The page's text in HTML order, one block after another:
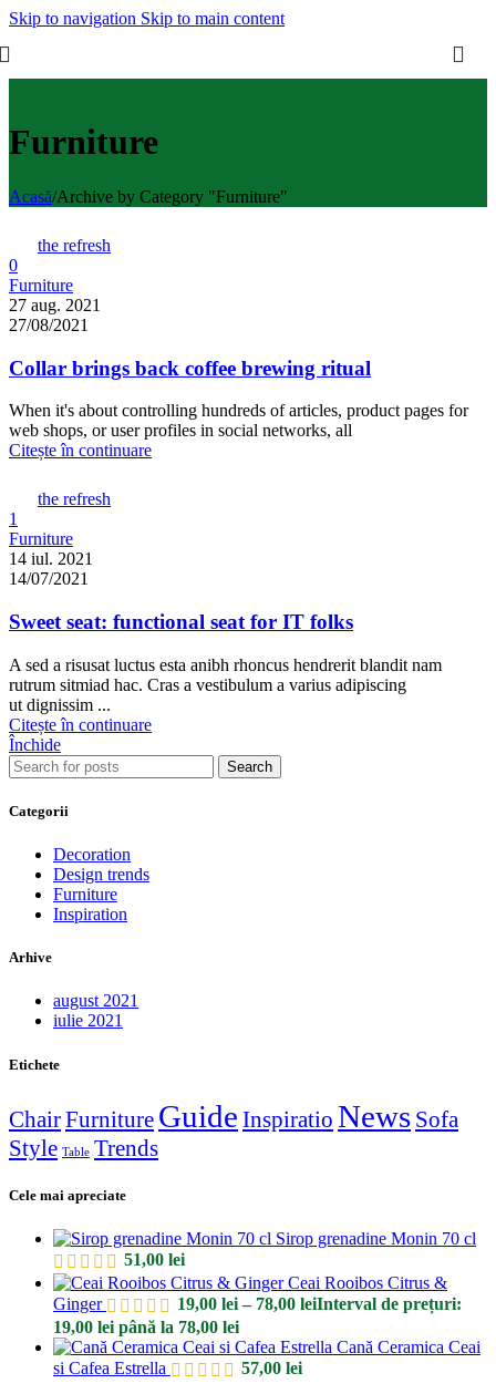
Skip to navigation Skip to main content
Furniture
Acasă/Archive by Category "Furniture"
the refresh
0
Furniture
27 aug. 2021
27/08/2021
Collar brings back coffee brewing ritual
When it's about controlling hundreds of articles, product pages for
web shops, or user profiles in social networks, all
Citește în continuare
the refresh
1
Furniture
14 iul. 2021
14/07/2021
Sweet seat: functional seat for IT folks
A sed a risusat luctus esta anibh rhoncus hendrerit blandit nam
rutrum sitmiad hac. Cras a vestibulum a varius adipiscing
ut dignissim ...
Citește în continuare
Închide
Search
Categorii
Decoration
Design trends
Furniture
Inspiration
Arhive
august 2021
iulie 2021
Etichete
ChairFurniture Guide Inspiratio News Sofa
Style Table Trends
Cele mai apreciate
Sirop grenadine Monin 70 cl
51,00 lei
Ceai Rooibos Citrus &
Ginger
19,00 lei – 78,00 leiInterval de prețuri:
19,00 lei până la 78,00 lei
Cană Ceramica Ceai
si Cafea Estrella
57,00 lei